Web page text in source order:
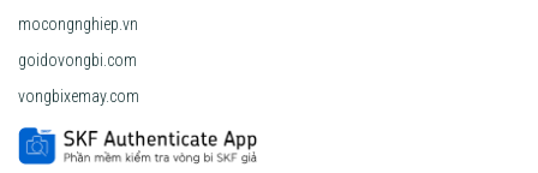
mocongnghiep.vn
goidovongbi.com
vongbixemay.com